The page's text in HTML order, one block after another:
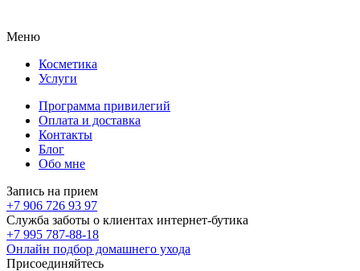
Меню
Косметика
Услуги
Программа привилегий
Оплата и доставка
Контакты
Блог
Обо мне
Запись на прием
+7 906 726 93 97
Служба заботы о клиентах интернет-бутика
+7 995 787-88-18
Онлайн подбор домашнего ухода
Присоединяйтесь